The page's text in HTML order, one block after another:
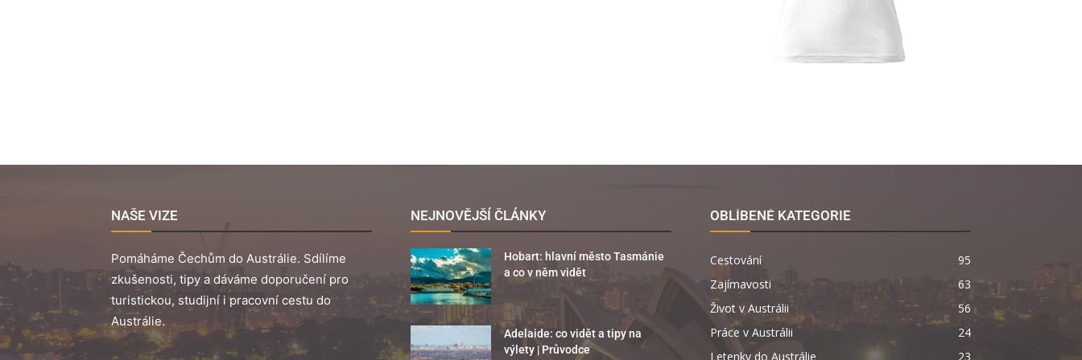
NAŠE VIZE
Pomáháme Čechům do Austrálie. Sdílíme
zkušenosti, tipy a dáváme doporučení pro
turistickou, studijní i pracovní cestu do
Austrálie.
NEJNOVĚJŠÍ ČLÁNKY
Hobart: hlavní město Tasmánie
a co v něm vidět
Adelaide: co vidět a tipy na
výlety | Průvodce
OBLÍBENÉ KATEGORIE
Cestování
95
Zajímavosti
63
Život v Austrálii
56
Práce v Austrálii
24
Letenky do Austrálie
23